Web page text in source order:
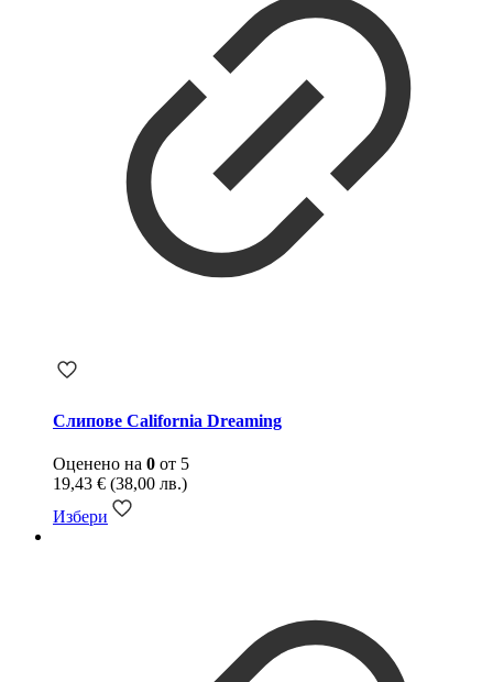
Слипове California Dreaming
Оценено на 0 от 5
19,43 € (38,00 лв.)
Избери